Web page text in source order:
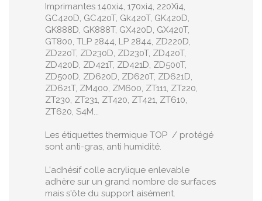
Imprimantes 140xi4, 170xi4, 220Xi4,
GC420D, GC420T, Gk420T, GK420D,
GK888D, GK888T, GX420D, GX420T,
GT800, TLP 2844, LP 2844, ZD220D,
ZD220T, ZD230D, ZD230T, ZD420T,
ZD420D, ZD421T, ZD421D, ZD500T,
ZD500D, ZD620D, ZD620T, ZD621D,
ZD621T, ZM400, ZM600, ZT111, ZT220,
ZT230, ZT231, ZT420, ZT421, ZT610,
ZT620, S4M...
Les étiquettes thermique TOP / protégé
sont anti-gras, anti humidité.
L'adhésif colle acrylique enlevable
adhère sur un grand nombre de surfaces
mais s'ôte du support aisément.